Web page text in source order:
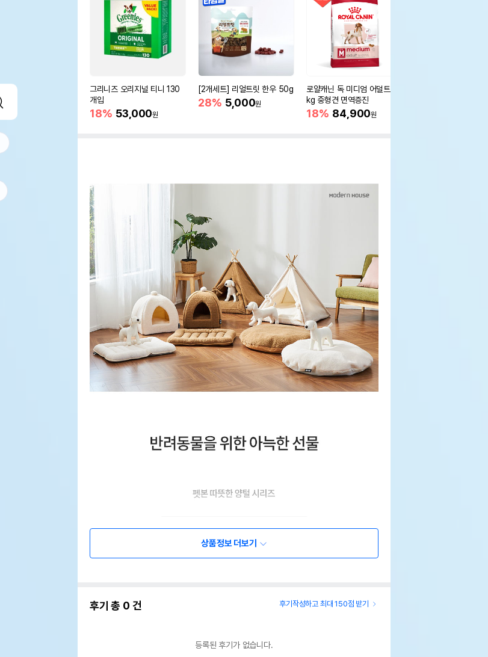
그리니즈 오리지널 티니 130
개입
18% 53,000원
[2개세트] 리얼트릿 한우 50g
28% 5,000원
로얄캐닌 독 미디엄 어덜트 10
kg 중형견 면역증진
18% 84,900원
상품정보 더보기
후기 총 0 건 후기작성하고 최대 150점 받기
등록된 후기가 없습니다.